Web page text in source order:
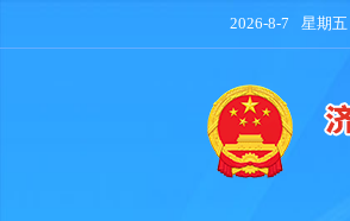
2026-8-7 星期五